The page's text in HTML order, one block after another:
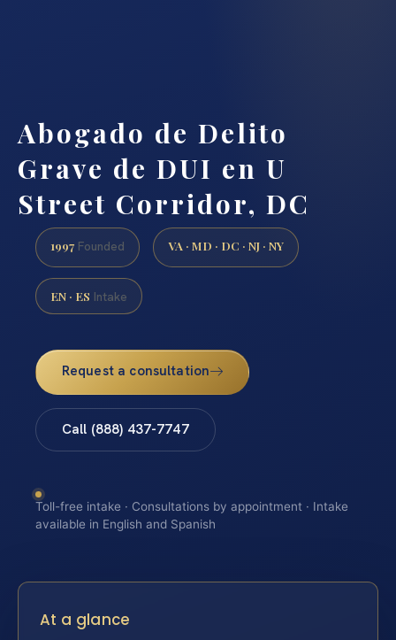
Abogado de Delito
Grave de DUI en U
Street Corridor, DC
1997 Founded VA · MD · DC · NJ · NY
EN · ES Intake
Request a consultation
Call (888) 437-7747
Toll-free intake · Consultations by appointment · Intake
available in English and Spanish
At a glance